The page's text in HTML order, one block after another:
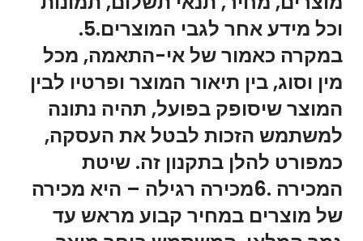
וכל מידע אחר לגבי המוצרים.5.
במקרה כאמור של אי-התאמה, מכל
מין וסוג, בין תיאור המוצר ופרטיו לבין
המוצר שיסופק בפועל, תהיה נתונה
למשתמש הזכות לבטל את העסקה,
כמפורט להלן בתקנון זה. שיטת
המכירה .6מכירה רגילה – היא מכירה
של מוצרים במחיר קבוע מראש עד